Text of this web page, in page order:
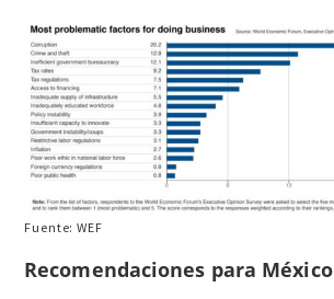
Fuente: WEF
Recomendaciones para México